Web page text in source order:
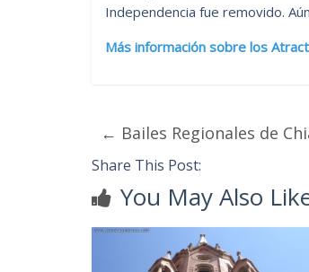
Independencia fue removido.
Más información sobre los
← Bailes Regionales de
Share This Post:
You May Also